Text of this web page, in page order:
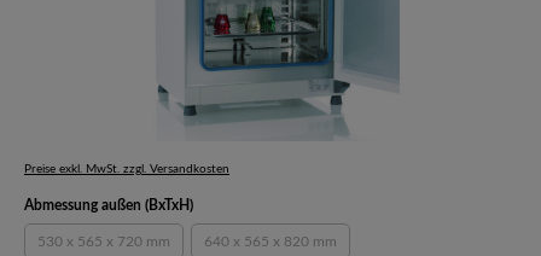
Preise exkl. MwSt. zzgl. Versandkosten
Abmessung außen (BxTxH)auswählen
530 x 565 x 720 mm(Diese Option ist zurzeit nicht verfügbar.)
640 x 565 x 820 mm(Diese Option ist zurzeit nicht verfügbar.)